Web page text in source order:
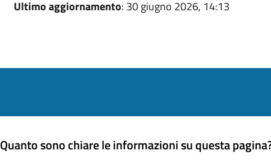
Ultimo aggiornamento: 30 giugno 2026, 14:13
Quanto sono chiare le informazioni su questa